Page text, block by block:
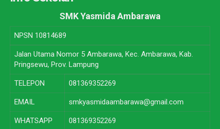
SMK Yasmida Ambarawa
NPSN 10814689
Jalan Utama Nomor 5 Ambarawa, Kec. Ambarawa, Kab.
Pringsewu, Prov. Lampung
TELEPON 081369352269
EMAIL smkyasmidaambarawa@gmail.com
WHATSAPP 081369352269